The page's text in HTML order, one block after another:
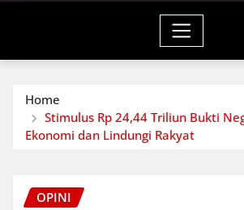
Home
Stimulus Rp 24,44 Triliun Bukti
Ekonomi dan Lindungi Rakyat
OPINI